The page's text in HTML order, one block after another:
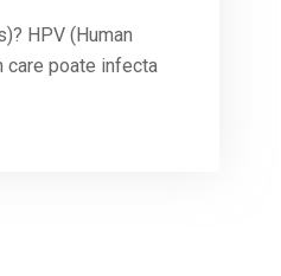
HPV (Human
care poate infecta